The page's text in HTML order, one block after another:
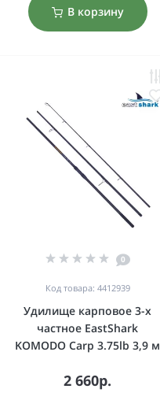
В корзину
0
Код товара: 4412939
Удилище карповое 3-х
частное EastShark
KOMODO Carp 3.75lb 3,9 м
2 660р.